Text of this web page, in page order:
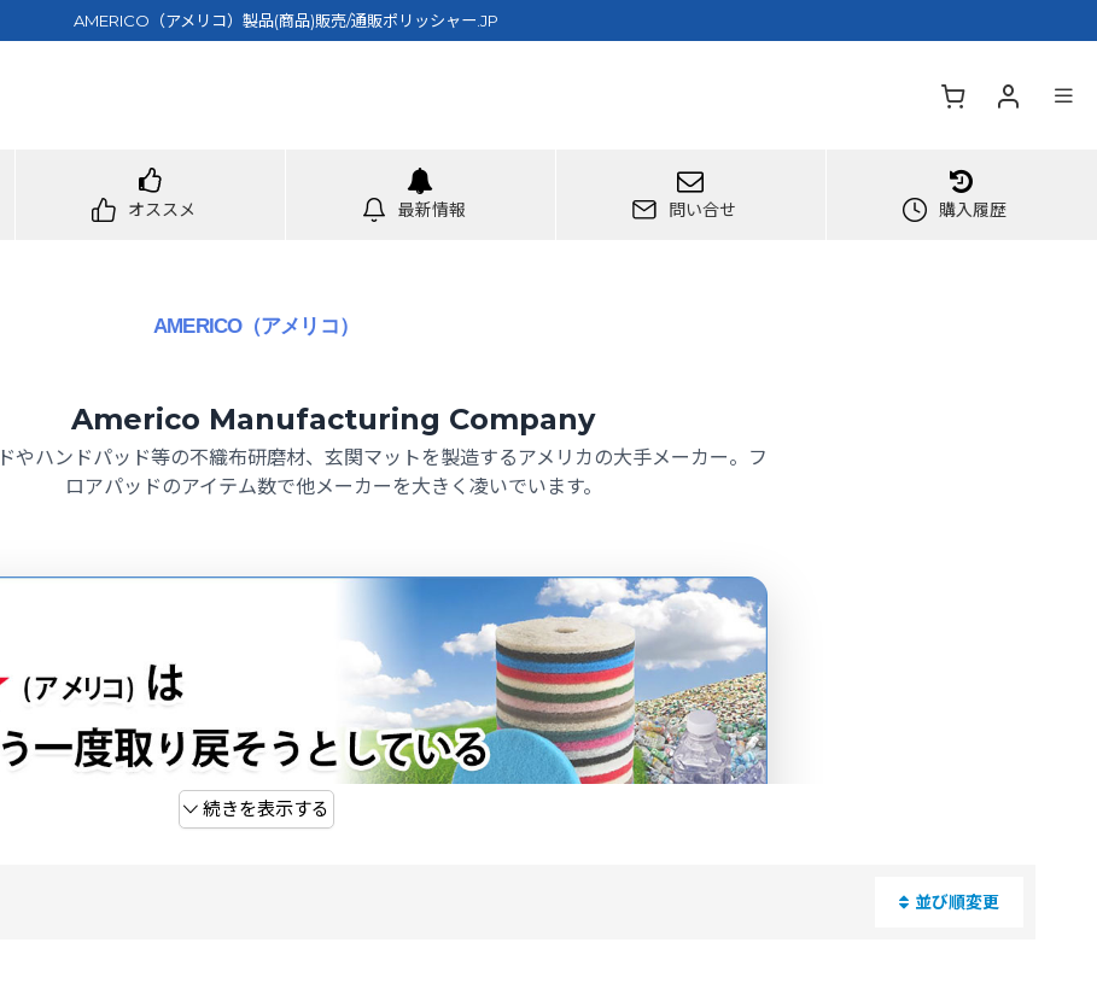
AMERICO（アメリコ）製品(商品)販売/通販ポリッシャー.JP
オススメ 最新情報 問い合せ 購入履歴
AMERICO（アメリコ）
Americo Manufacturing Company
やハンドパッド等の不織布研磨材、玄関マットを製造するアメリカの大手メーカー。フ
ロアパッドのアイテム数で他メーカーを大きく凌いでいます。
続きを表示する
並び順変更